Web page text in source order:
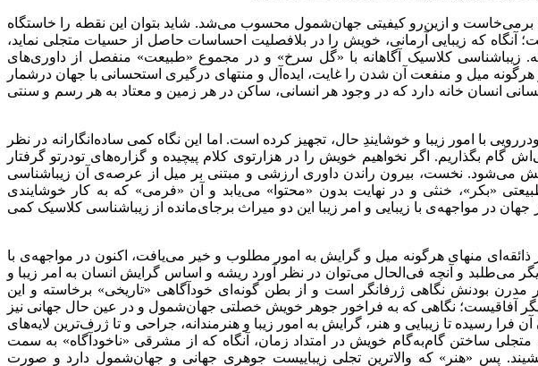
و ازین‌رو کیفیتی جهان‌شمول محسوب می‌شد. شاید بتوان این نقطه را خاستگاه
آنگاه که زیبایی آرمانی، خویش را در بلافصلیت احساسات حاصل از حسیات متجلی نماید،
زیباشناسی کلاسیک آگاهانه با «گل سرخ» و در مجموع «طبیعت» منفصل از داوری‌های
میل و منفعت آن شدن را غایت، ایده‌آل و منتهای درگیری استحسانی با جهان درشمار
انسان خانه دارد که در وجود هر انسانی، ساکن در هر زمین و معتاد به هر رسم و سنتی
با امور زیبا و خوشایندِ حال، تجهیز کرده است. اما این نگاه کمی ساده‌انگارانه در نظر
بگذاریم. اگر نخواهیم خویش را در هزارتوی کلام پیچیده و گزاره‌های تودرتو گرفتار
می‌شود. نخست، بیرون راندن داوری ارزشی و مبتنی بر میل از عرصه‌ی آن زیباشناسی
«بکر»، خنثی و در نهایت بدون «محتوا» می‌یابد و آن «فرمی» که به کار خوشایندی
در مواجهه‌ی با زیبایی و امر زیبا این دو میراث برجای‌مانده از زیباشناسی کلاسیک کمی
منهای هرگونه میل و گرایش به امور مطلوب و خیر می‌یافت، اکنون در مواجهه‌ی با
می‌طلبد و آنچه فی‌الحال می‌توان در نظر آورد ریشه و اساس گرایش انسان به امر زیبا و
مدرن بودنش نگاهی ژرفانگر است و از بطن گونه‌ای خودآگاهی «تاریخی» برخاسته و این
آفاقیست؛ نگاهی که به فراخور جوهر خویش خصلتی جهان‌شمول و در عین حال جهانی نیز
رسیده تا زیبایی و هنر، گرایش به امور زیبا و هنرمندانه، جراحی و تا ژرف‌ترین لایه‌های
ساختن گام‌به‌گام خویش در امتداد زمان، آنگاه که از مشرقی «ناخودآگاه» به سمت
پس «هنر» که والاترین تجلی زیباییست جوهری جهانی و جهان‌شمول دارد و صورت